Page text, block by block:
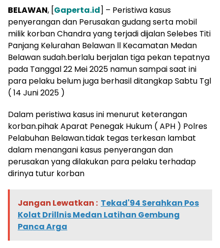
BELAWAN, [Gaperta.id] – Peristiwa kasus
penyerangan dan Perusakan gudang serta mobil
milik korban Chandra yang terjadi dijalan Selebes Titi
Panjang Kelurahan Belawan ll Kecamatan Medan
Belawan sudah.berlalu berjalan tiga pekan tepatnya
pada Tanggal 22 Mei 2025 namun sampai saat ini
para pelaku belum juga berhasil ditangkap Sabtu Tgl
( 14 Juni 2025 )
Dalam peristiwa kasus ini menurut keterangan
korban.pihak Aparat Penegak Hukum ( APH ) Polres
Pelabuhan Belawan.tidak tegas terkesan lambat
dalam menangani kasus penyerangan dan
perusakan yang dilakukan para pelaku terhadap
dirinya tutur korban
Jangan Lewatkan : Tekad'94 Serahkan Pos
Kolat Drillnis Medan Latihan Gembung
Panca Arga